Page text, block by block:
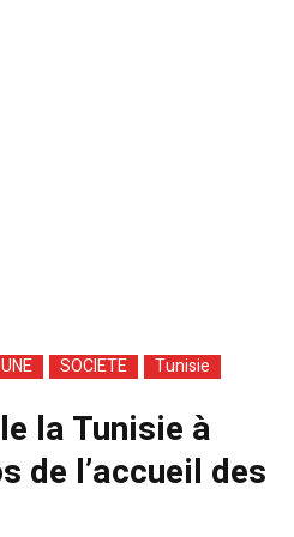
SOCIETE Tunisie
la Tunisie à
de l’accueil des